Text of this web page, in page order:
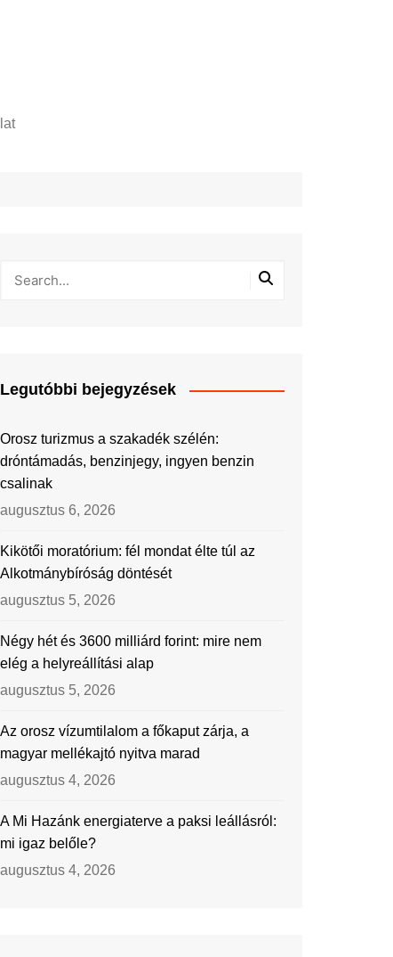
Legutóbbi bejegyzések
Orosz turizmus a szakadék szélén:
dróntámadás, benzinjegy, ingyen benzin
csalinak
augusztus 6, 2026
Kikötői moratórium: fél mondat élte túl az
Alkotmánybíróság döntését
augusztus 5, 2026
Négy hét és 3600 milliárd forint: mire nem
elég a helyreállítási alap
augusztus 5, 2026
Az orosz vízumtilalom a főkaput zárja, a
magyar mellékajtó nyitva marad
augusztus 4, 2026
A Mi Hazánk energiaterve a paksi leállásról:
mi igaz belőle?
augusztus 4, 2026